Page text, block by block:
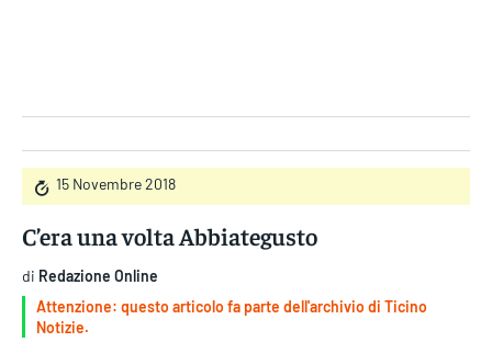
15 Novembre 2018
C’era una volta Abbiategusto
di Redazione Online
Attenzione: questo articolo fa parte dell'archivio di Ticino
Notizie.